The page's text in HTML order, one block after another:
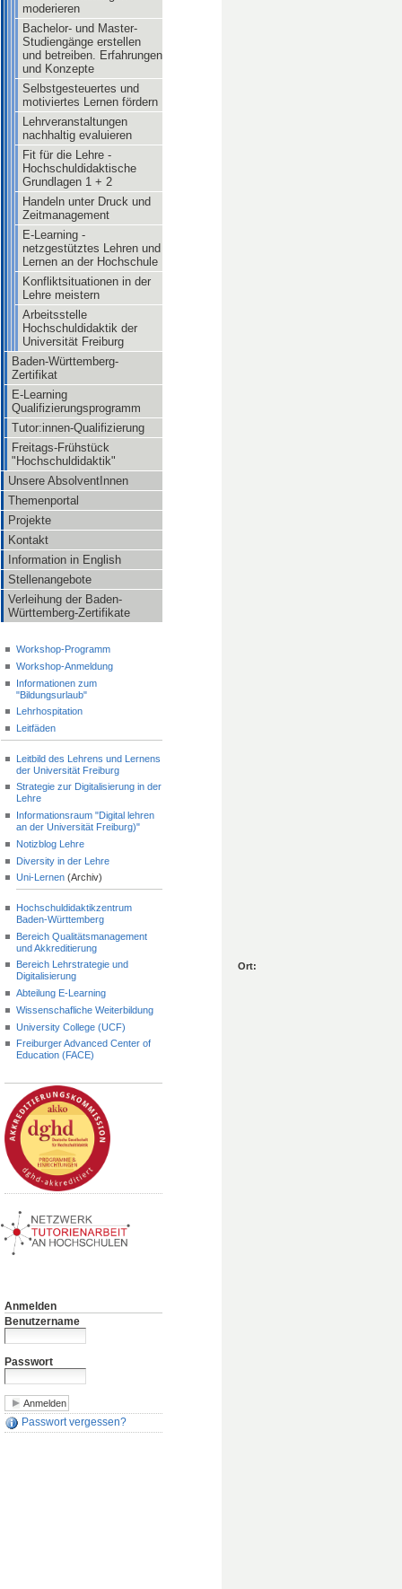
moderieren
Bachelor- und Master-
Studiengänge erstellen
und betreiben. Erfahrungen
und Konzepte
Selbstgesteuertes und
motiviertes Lernen fördern
Lehrveranstaltungen
nachhaltig evaluieren
Fit für die Lehre -
Hochschuldidaktische
Grundlagen 1 + 2
Handeln unter Druck und
Zeitmanagement
E-Learning -
netzgestütztes Lehren und
Lernen an der Hochschule
Konfliktsituationen in der
Lehre meistern
Arbeitsstelle
Hochschuldidaktik der
Universität Freiburg
Baden-Württemberg-
Zertifikat
E-Learning
Qualifizierungsprogramm
Tutor:innen-Qualifizierung
Freitags-Frühstück
"Hochschuldidaktik"
Unsere AbsolventInnen
Themenportal
Projekte
Kontakt
Information in English
Stellenangebote
Verleihung der Baden-
Württemberg-Zertifikate
Workshop-Programm
Workshop-Anmeldung
Informationen zum
"Bildungsurlaub"
Lehrhospitation
Leitfäden
Leitbild des Lehrens und Lernens
der Universität Freiburg
Strategie zur Digitalisierung in der
Lehre
Informationsraum "Digital lehren
an der Universität Freiburg)"
Notizblog Lehre
Diversity in der Lehre
Uni-Lernen(Archiv)
Hochschuldidaktikzentrum
Baden-Württemberg
Bereich Qualitätsmanagement
und Akkreditierung
Bereich Lehrstrategie und
Digitalisierung
Abteilung E-Learning
Wissenschafliche Weiterbildung
University College (UCF)
Freiburger Advanced Center of
Education (FACE)
Anmelden
Benutzername
Passwort
Passwort vergessen?
Ort: